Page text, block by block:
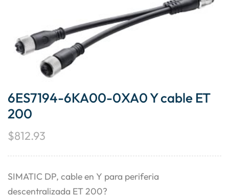
6ES7194-6KA00-0XA0 Y cable ET
200
$812.93
SIMATIC DP, cable en Y para periferia
descentralizada ET 200?